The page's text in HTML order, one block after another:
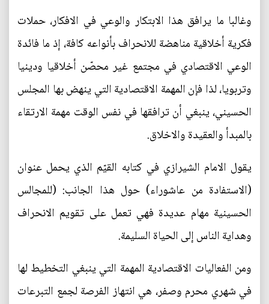
وغالبا ما يرافق هذا الابتكار والوعي في الافكار، حملات
فكرية أخلاقية مناهضة للانحراف بأنواعه كافة، إذ ما فائدة
الوعي الاقتصادي في مجتمع غير محصّن أخلاقيا ودينيا
وتربويا، لذا فإن المهمة الاقتصادية التي ينهض بها المجلس
الحسيني، ينبغي أن ترافقها في نفس الوقت مهمة الارتقاء
بالمبدأ والعقيدة والاخلاق.
يقول الامام الشيرازي في كتابه القيّم الذي يحمل عنوان
(الاستفادة من عاشوراء) حول هذا الجانب: (للمجالس
الحسينية مهام عديدة فهي تعمل على تقويم الانحراف
وهداية الناس إلى الحياة السليمة.
ومن الفعاليات الاقتصادية المهمة التي ينبغي التخطيط لها
في شهري محرم وصفر، هي انتهاز الفرصة لجمع التبرعات